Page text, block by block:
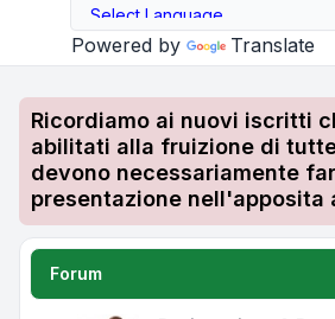
Powered by Translate
Ricordiamo ai nuovi iscritti
abilitati alla fruizione di
devono necessariamente
presentazione nell'apposita
Forum